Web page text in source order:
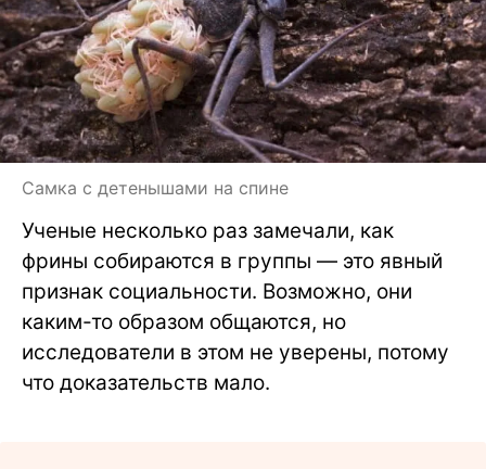
Самка с детенышами на спине
Ученые несколько раз замечали, как
фрины собираются в группы — это явный
признак социальности. Возможно, они
каким-то образом общаются, но
исследователи в этом не уверены, потому
что доказательств мало.